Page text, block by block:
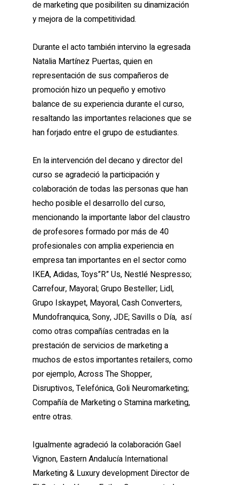
de marketing que posibiliten su dinamización
y mejora de la competitividad.
Durante el acto también intervino la egresada
Natalia Martínez Puertas, quien en
representación de sus compañeros de
promoción hizo un pequeño y emotivo
balance de su experiencia durante el curso,
resaltando las importantes relaciones que se
han forjado entre el grupo de estudiantes.
En la intervención del decano y director del
curso se agradeció la participación y
colaboración de todas las personas que han
hecho posible el desarrollo del curso,
mencionando la importante labor del claustro
de profesores formado por más de 40
profesionales con amplia experiencia en
empresa tan importantes en el sector como
IKEA, Adidas, Toys”R” Us, Nestlé Nespresso;
Carrefour, Mayoral; Grupo Besteller; Lidl,
Grupo Iskaypet, Mayoral, Cash Converters,
Mundofranquica, Sony, JDE; Savills o Día, así
como otras compañías centradas en la
prestación de servicios de marketing a
muchos de estos importantes retailers, como
por ejemplo, Across The Shopper,
Disruptivos, Telefónica, Goli Neuromarketing;
Compañía de Marketing o Stamina marketing,
entre otras.
Igualmente agradeció la colaboración Gael
Vignon, Eastern Andalucía International
Marketing & Luxury development Director de